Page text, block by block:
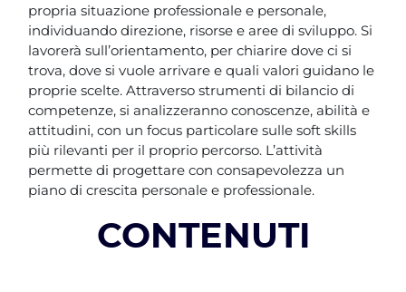
propria situazione professionale e personale,
individuando direzione, risorse e aree di sviluppo. Si
lavorerà sull’orientamento, per chiarire dove ci si
trova, dove si vuole arrivare e quali valori guidano le
proprie scelte. Attraverso strumenti di bilancio di
competenze, si analizzeranno conoscenze, abilità e
attitudini, con un focus particolare sulle soft skills
più rilevanti per il proprio percorso. L’attività
permette di progettare con consapevolezza un
piano di crescita personale e professionale.
CONTENUTI